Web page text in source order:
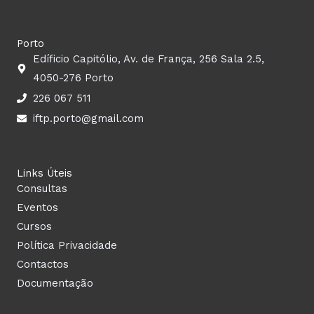
Porto
Edíficio Capitólio, Av. de França, 256 Sala 2.5,
4050-276 Porto
226 067 511
iftp.porto@gmail.com
Links Úteis
Consultas
Eventos
Cursos
Política Privacidade
Contactos
Documentação